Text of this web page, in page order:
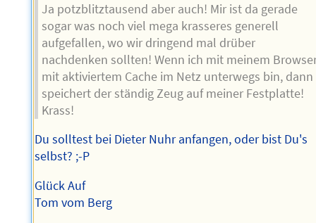
Ja potzblitztausend aber auch! Mir ist da gerade
sogar was noch viel mega krasseres generell
aufgefallen, wo wir dringend mal drüber
nachdenken sollten! Wenn ich mit meinem
mit aktiviertem Cache im Netz unterwegs bin, dann
speichert der ständig Zeug auf meiner Festplatte!
Krass!
Du solltest bei Dieter Nuhr anfangen, oder bist Du's
selbst? ;-P
Glück Auf
Tom vom Berg